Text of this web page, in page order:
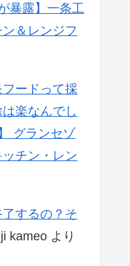
暴露】一条工
＆レンジフ
フードって採
楽なんでし
グランセゾ
チン・レン
了するの？そ
kameo より